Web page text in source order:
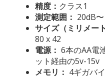
精度： クラス1
測定範囲： 20dB
サイズ（ミリメー
80 x 42
電源： 6本のAA電
ット経由の5v-15v
メモリ： 4ギガバ